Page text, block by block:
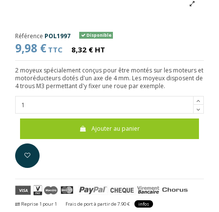
Référence POL1997 Disponible
9,98 € TTC 8,32 € HT
2 moyeux spécialement conçus pour être montés sur les moteurs et
motoréducteurs dotés d'un axe de 4 mm. Les moyeux disposent de
4 trous M3 permettant d'y fixer une roue par exemple.
Ajouter au panier
Reprise 1 pour 1 Frais de port à partir de 7.90 € infos